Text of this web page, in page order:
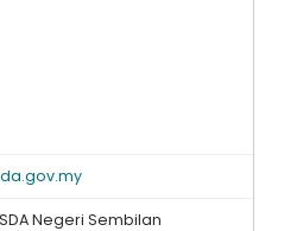
Negeri Sembilan